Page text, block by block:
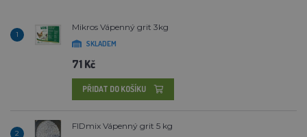
1
Mikros Vápenný grit 3kg
SKLADEM
71 Kč
PŘIDAT DO KOŠÍKU
2
FIDmix Vápenný grit 5 kg